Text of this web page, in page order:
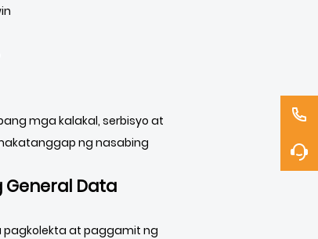
mga kalakal, serbisyo at
ng nasabing
Data
pagkolekta at paggamit ng